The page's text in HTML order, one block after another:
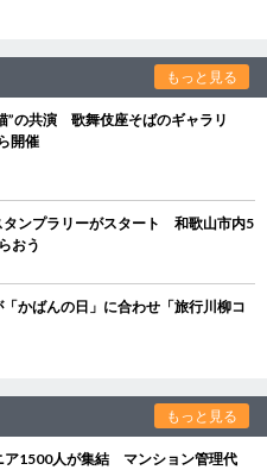
もっと見る
”の共演 歌舞伎座そばのギャラリ
開催
タンプラリーがスタート 和歌山市内5
おう
かばんの日」に合わせ「旅行川柳コ
もっと見る
ア1500人が集結 マンション管理代